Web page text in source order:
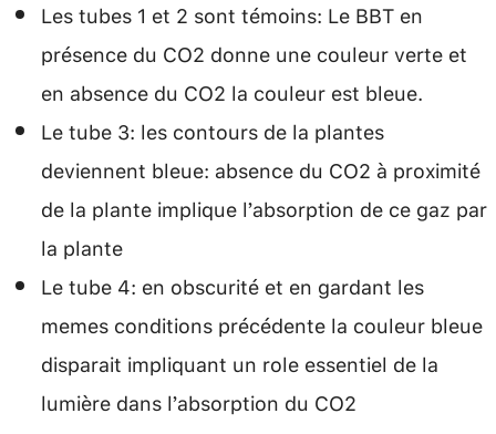
Les tubes 1 et 2 sont témoins: Le BBT en
présence du CO2 donne une couleur verte et
en absence du CO2 la couleur est bleue.
Le tube 3: les contours de la plantes
deviennent bleue: absence du CO2 à proximité
de la plante implique l’absorption de ce gaz par
la plante
Le tube 4: en obscurité et en gardant les
memes conditions précédente la couleur bleue
disparait impliquant un role essentiel de la
lumière dans l’absorption du CO2